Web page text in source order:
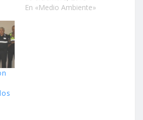
En «Medio Ambiente»